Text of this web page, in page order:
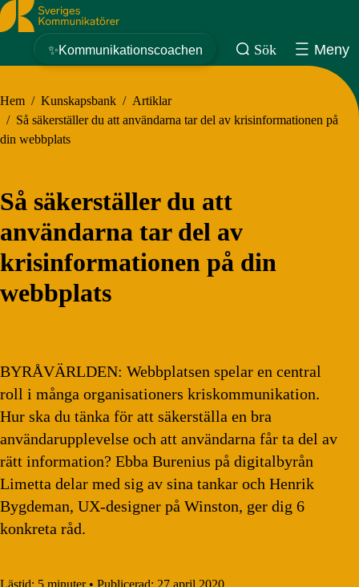
Sveriges Kommunikatörer
✨Kommunikationscoachen Sök Meny
Hem / Kunskapsbank / Artiklar
/ Så säkerställer du att användarna tar del av krisinformationen på
din webbplats
Så säkerställer du att
användarna tar del av
krisinformationen på din
webbplats
BYRÅVÄRLDEN: Webbplatsen spelar en central
roll i många organisationers kriskommunikation.
Hur ska du tänka för att säkerställa en bra
användarupplevelse och att användarna får ta del av
rätt information? Ebba Burenius på digitalbyrån
Limetta delar med sig av sina tankar och Henrik
Bygdeman, UX-designer på Winston, ger dig 6
konkreta råd.